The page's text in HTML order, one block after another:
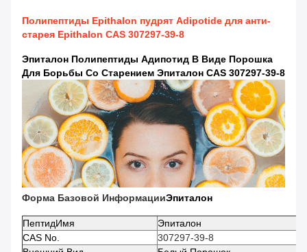
Полипептиды Epithalon пудрят Adipotide для анти-
старея Epithalon CAS 307297-39-8
Эпиталон Полипептиды Адипотид В Виде Порошка
Для Борьбы Со Старением Эпиталон CAS 307297-39-8
Форма Базовой ИнформацииЭпиталон
ПептидИмя
Эпиталон
CAS No.
307297-39-8